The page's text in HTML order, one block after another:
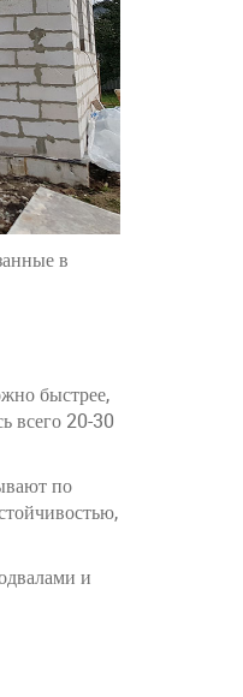
в
быстрее,
всего 20-30
по
и